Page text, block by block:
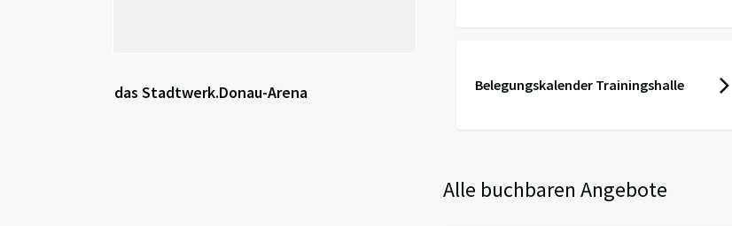
das Stadtwerk.Donau-Arena Belegungskalender Trainingshalle
Alle buchbaren Angebote